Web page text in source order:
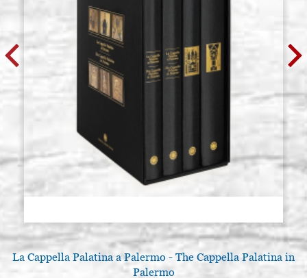
Raphael serie 8351 n.14, punta
tonda, pelo di scoiattolo
imitazione, sintetico
8351.14
€ 7,00
Raphael serie 8351 n.16, punta
imitazione, sintetico
P8351.16
€ 9,00 ACQUISTA
Raphael serie 8351 n.18, punta
imitazione, sintetico
Giacenza: 19 - COD.
P8351.18
€ 11,00 ACQUISTA
La Cappella Palatina a Palermo - The Cappella Palatina in
Palermo